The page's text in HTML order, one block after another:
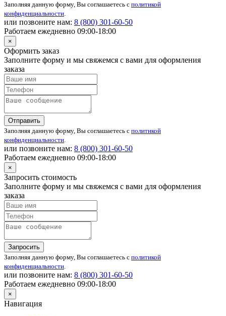
Заполняя данную форму, Вы соглашаетесь с политикой
конфиденциальности.
или позвоните нам: 8 (800) 301-60-50
Работаем ежедневно 09:00-18:00
×
Оформить заказ
Заполните форму и мы свяжемся с вами для оформления
заказа
Отправить
Заполняя данную форму, Вы соглашаетесь с политикой
конфиденциальности.
или позвоните нам: 8 (800) 301-60-50
Работаем ежедневно 09:00-18:00
×
Запросить стоимость
Заполните форму и мы свяжемся с вами для оформления
заказа
Запросить
Заполняя данную форму, Вы соглашаетесь с политикой
конфиденциальности.
или позвоните нам: 8 (800) 301-60-50
Работаем ежедневно 09:00-18:00
×
Навигация